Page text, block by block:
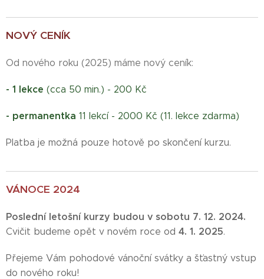
NOVÝ CENÍK
Od nového roku (2025) máme nový ceník:
- 1 lekce (cca 50 min.) - 200 Kč
- permanentka 11 lekcí - 2000 Kč (11. lekce zdarma)
Platba je možná pouze hotově po skončení kurzu.
VÁNOCE 2024
Poslední letošní kurzy budou v sobotu 7. 12. 2024.
Cvičit budeme opět v novém roce od 4. 1. 2025.
Přejeme Vám pohodové vánoční svátky a šťastný vstup
do nového roku!